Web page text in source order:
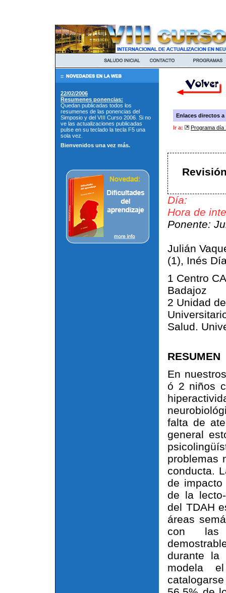
Enlaces directos
Ir a:
Programa día
Día:
Hora de
Ponente:
Julián
(1), Inés
1 Centro
Badajoz
2 Unidad
Salud.
RESUMEN
En
ó 2 niños
falta de
general
problemas
conducta.
de
de la
del TDAH
áreas
con las
durante la
modela